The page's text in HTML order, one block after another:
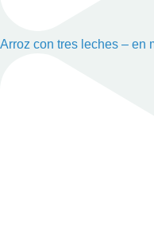
Arroz con tres leches – en